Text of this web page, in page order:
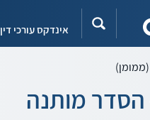
אינדקס עורכי דין
הסדר מותנה